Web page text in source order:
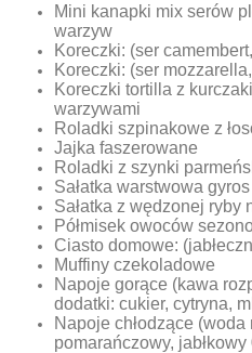
Mini kanapki mix serów
warzyw
Koreczki: (ser
Koreczki: (ser
Koreczki tortilla z
warzywami
Roladki szpinakowe z
Jajka faszerowane
Roladki z szynki
Sałatka warstwowa gyros
Sałatka z wędzonej ryby
Półmisek owoców
Ciasto domowe:
Muffiny czekoladowe
Napoje gorące (kawa
dodatki: cukier, cytryna,
Napoje chłodzące
pomarańczowy, jabłkowy